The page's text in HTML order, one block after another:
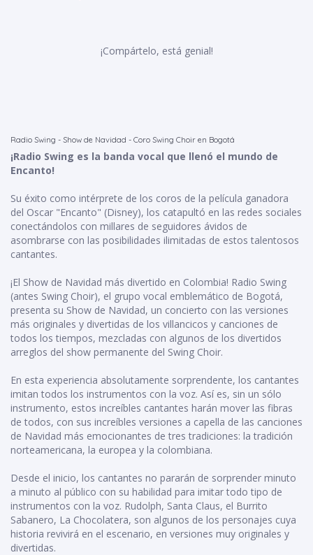
¡Compártelo, está genial!
Radio Swing - Show de Navidad - Coro Swing Choir en Bogotá
¡Radio Swing es la banda vocal que llenó el mundo de
Encanto!
Su éxito como intérprete de los coros de la película ganadora
del Oscar "Encanto" (Disney), los catapultó en las redes sociales
conectándolos con millares de seguidores ávidos de
asombrarse con las posibilidades ilimitadas de estos talentosos
cantantes.
¡El Show de Navidad más divertido en Colombia! Radio Swing
(antes Swing Choir), el grupo vocal emblemático de Bogotá,
presenta su Show de Navidad, un concierto con las versiones
más originales y divertidas de los villancicos y canciones de
todos los tiempos, mezcladas con algunos de los divertidos
arreglos del show permanente del Swing Choir.
En esta experiencia absolutamente sorprendente, los cantantes
imitan todos los instrumentos con la voz. Así es, sin un sólo
instrumento, estos increíbles cantantes harán mover las fibras
de todos, con sus increíbles versiones a capella de las canciones
de Navidad más emocionantes de tres tradiciones: la tradición
norteamericana, la europea y la colombiana.
Desde el inicio, los cantantes no pararán de sorprender minuto
a minuto al público con su habilidad para imitar todo tipo de
instrumentos con la voz. Rudolph, Santa Claus, el Burrito
Sabanero, La Chocolatera, son algunos de los personajes cuya
historia revivirá en el escenario, en versiones muy originales y
divertidas.